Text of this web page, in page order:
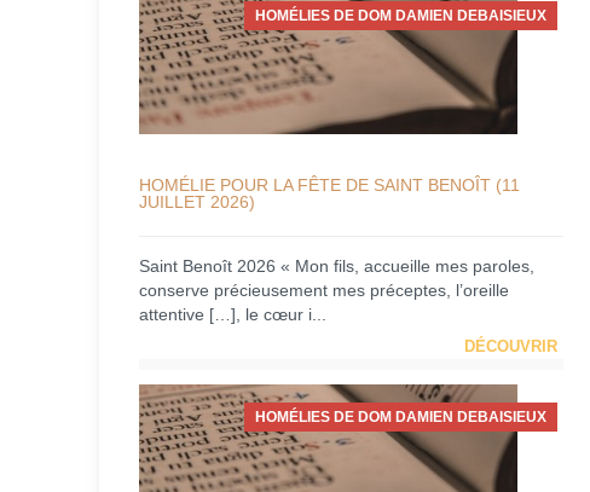
HOMÉLIES DE DOM DAMIEN DEBAISIEUX
HOMÉLIE POUR LA FÊTE DE SAINT BENOÎT (11
JUILLET 2026)
Saint Benoît 2026 « Mon fils, accueille mes paroles,
conserve précieusement mes préceptes, l’oreille
attentive […], le cœur i...
DÉCOUVRIR
HOMÉLIES DE DOM DAMIEN DEBAISIEUX